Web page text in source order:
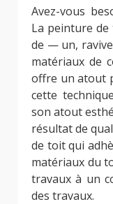
Avez-vous
La peinture
de — un,
matériaux de
offre un atout
cette
son atout
résultat de
de toit qui
matériaux du
travaux à un
des travaux.